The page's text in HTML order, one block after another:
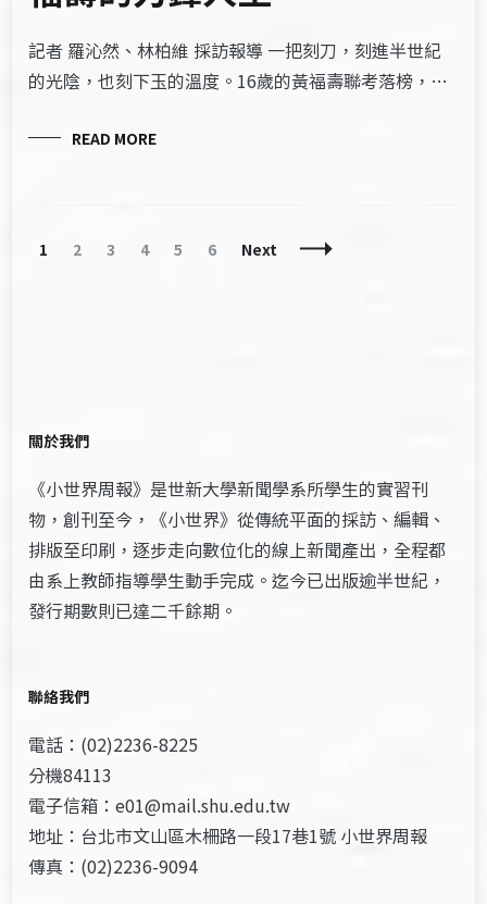
記者 羅沁然、林柏維 採訪報導 一把刻刀，刻進半世紀
的光陰，也刻下玉的溫度。16歲的黃福壽聯考落榜，…
READ MORE
Posts
Page
1 Page
2 Page
3 Page
4 Page
5 Page
6 Next
關於我們
《小世界周報》是世新大學新聞學系所學生的實習刊
物，創刊至今，《小世界》從傳統平面的採訪、編輯、
排版至印刷，逐步走向數位化的線上新聞產出，全程都
由系上教師指導學生動手完成。迄今已出版逾半世紀，
發行期數則已達二千餘期。
聯絡我們
電話：(02)2236-8225
分機84113
電子信箱：e01@mail.shu.edu.tw
地址：台北市文山區木柵路一段17巷1號 小世界周報
傳真：(02)2236-9094